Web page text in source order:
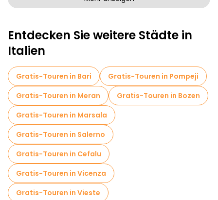
Kneipentour in Palermo
Selbstgeführte Touren in Palermo
Kreuzfahrten in Palermo
Museen in Palermo
Kostenlose Altstadtbesichtigung in Palermo
Führungen für kleine Gruppen in Palermo
Markttouren in Palermo
Lokale Verkostungstouren in Palermo
Kostenlose Tagesausflüge in Palermo
Fahrradtouren in Palermo
Entdecken Sie weitere Städte in
Italien
Gratis-Touren in Bari
Gratis-Touren in Pompeji
Gratis-Touren in Meran
Gratis-Touren in Bozen
Gratis-Touren in Marsala
Gratis-Touren in Salerno
Gratis-Touren in Cefalu
Gratis-Touren in Vicenza
Gratis-Touren in Vieste